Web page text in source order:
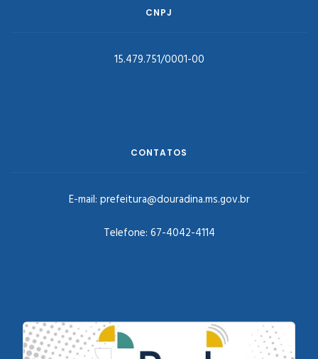
CNPJ
15.479.751/0001-00
CONTATOS
E-mail: prefeitura@douradina.ms.gov.br
Telefone: 67-4042-4114